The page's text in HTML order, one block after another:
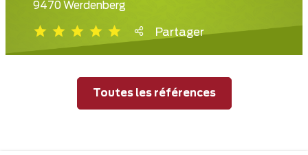
9470 Werdenberg
Partager
Toutes les références